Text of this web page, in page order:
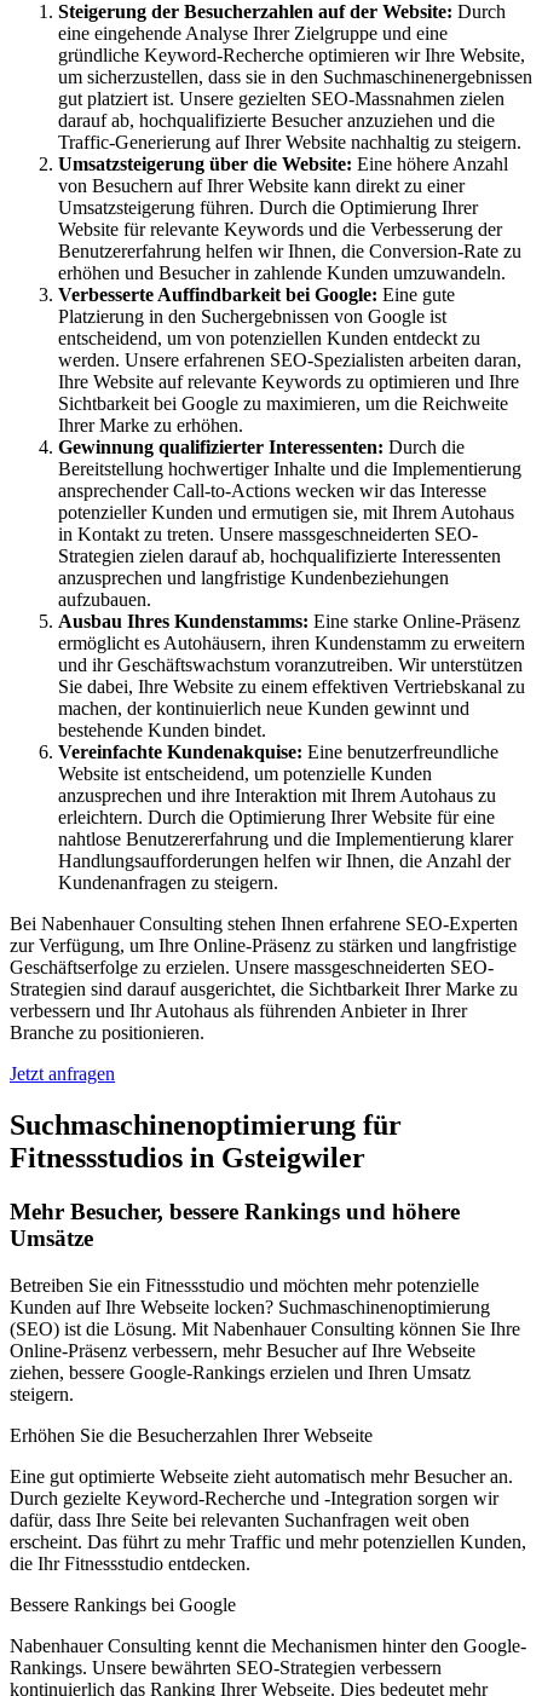
Steigerung der Besucherzahlen auf der Website: Durch
eine eingehende Analyse Ihrer Zielgruppe und eine
gründliche Keyword-Recherche optimieren wir Ihre Website,
um sicherzustellen, dass sie in den Suchmaschinenergebnissen
gut platziert ist. Unsere gezielten SEO-Massnahmen zielen
darauf ab, hochqualifizierte Besucher anzuziehen und die
Traffic-Generierung auf Ihrer Website nachhaltig zu steigern.
Umsatzsteigerung über die Website: Eine höhere Anzahl
von Besuchern auf Ihrer Website kann direkt zu einer
Umsatzsteigerung führen. Durch die Optimierung Ihrer
Website für relevante Keywords und die Verbesserung der
Benutzererfahrung helfen wir Ihnen, die Conversion-Rate zu
erhöhen und Besucher in zahlende Kunden umzuwandeln.
Verbesserte Auffindbarkeit bei Google: Eine gute
Platzierung in den Suchergebnissen von Google ist
entscheidend, um von potenziellen Kunden entdeckt zu
werden. Unsere erfahrenen SEO-Spezialisten arbeiten daran,
Ihre Website auf relevante Keywords zu optimieren und Ihre
Sichtbarkeit bei Google zu maximieren, um die Reichweite
Ihrer Marke zu erhöhen.
Gewinnung qualifizierter Interessenten: Durch die
Bereitstellung hochwertiger Inhalte und die Implementierung
ansprechender Call-to-Actions wecken wir das Interesse
potenzieller Kunden und ermutigen sie, mit Ihrem Autohaus
in Kontakt zu treten. Unsere massgeschneiderten SEO-
Strategien zielen darauf ab, hochqualifizierte Interessenten
anzusprechen und langfristige Kundenbeziehungen
aufzubauen.
Ausbau Ihres Kundenstamms: Eine starke Online-Präsenz
ermöglicht es Autohäusern, ihren Kundenstamm zu erweitern
und ihr Geschäftswachstum voranzutreiben. Wir unterstützen
Sie dabei, Ihre Website zu einem effektiven Vertriebskanal zu
machen, der kontinuierlich neue Kunden gewinnt und
bestehende Kunden bindet.
Vereinfachte Kundenakquise: Eine benutzerfreundliche
Website ist entscheidend, um potenzielle Kunden
anzusprechen und ihre Interaktion mit Ihrem Autohaus zu
erleichtern. Durch die Optimierung Ihrer Website für eine
nahtlose Benutzererfahrung und die Implementierung klarer
Handlungsaufforderungen helfen wir Ihnen, die Anzahl der
Kundenanfragen zu steigern.
Bei Nabenhauer Consulting stehen Ihnen erfahrene SEO-Experten
zur Verfügung, um Ihre Online-Präsenz zu stärken und langfristige
Geschäftserfolge zu erzielen. Unsere massgeschneiderten SEO-
Strategien sind darauf ausgerichtet, die Sichtbarkeit Ihrer Marke zu
verbessern und Ihr Autohaus als führenden Anbieter in Ihrer
Branche zu positionieren.
Jetzt anfragen
Suchmaschinenoptimierung für
Fitnessstudios in Gsteigwiler
Mehr Besucher, bessere Rankings und höhere
Umsätze
Betreiben Sie ein Fitnessstudio und möchten mehr potenzielle
Kunden auf Ihre Webseite locken? Suchmaschinenoptimierung
(SEO) ist die Lösung. Mit Nabenhauer Consulting können Sie Ihre
Online-Präsenz verbessern, mehr Besucher auf Ihre Webseite
ziehen, bessere Google-Rankings erzielen und Ihren Umsatz
steigern.
Erhöhen Sie die Besucherzahlen Ihrer Webseite
Eine gut optimierte Webseite zieht automatisch mehr Besucher an.
Durch gezielte Keyword-Recherche und -Integration sorgen wir
dafür, dass Ihre Seite bei relevanten Suchanfragen weit oben
erscheint. Das führt zu mehr Traffic und mehr potenziellen Kunden,
die Ihr Fitnessstudio entdecken.
Bessere Rankings bei Google
Nabenhauer Consulting kennt die Mechanismen hinter den Google-
Rankings. Unsere bewährten SEO-Strategien verbessern
kontinuierlich das Ranking Ihrer Webseite. Dies bedeutet mehr